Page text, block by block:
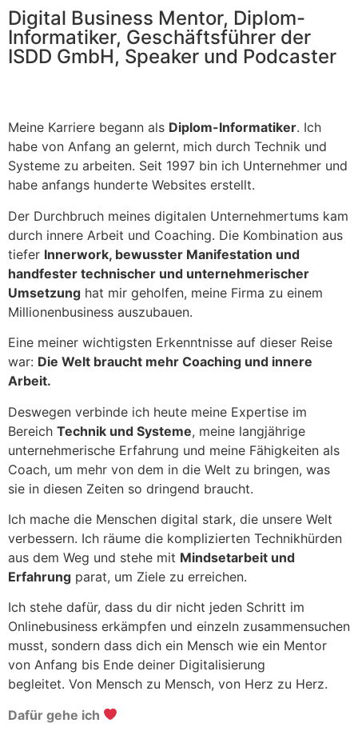
Digital Business Mentor, Diplom-
Informatiker, Geschäftsführer der
ISDD GmbH, Speaker und Podcaster
Meine Karriere begann als Diplom-Informatiker. Ich
habe von Anfang an gelernt, mich durch Technik und
Systeme zu arbeiten. Seit 1997 bin ich Unternehmer und
habe anfangs hunderte Websites erstellt.
Der Durchbruch meines digitalen Unternehmertums kam
durch innere Arbeit und Coaching. Die Kombination aus
tiefer Innerwork, bewusster Manifestation und
handfester technischer und unternehmerischer
Umsetzung hat mir geholfen, meine Firma zu einem
Millionenbusiness auszubauen.
Eine meiner wichtigsten Erkenntnisse auf dieser Reise
war: Die Welt braucht mehr Coaching und innere
Arbeit.
Deswegen verbinde ich heute meine Expertise im
Bereich Technik und Systeme, meine langjährige
unternehmerische Erfahrung und meine Fähigkeiten als
Coach, um mehr von dem in die Welt zu bringen, was
sie in diesen Zeiten so dringend braucht.
Ich mache die Menschen digital stark, die unsere Welt
verbessern. Ich räume die komplizierten Technikhürden
aus dem Weg und stehe mit Mindsetarbeit und
Erfahrung parat, um Ziele zu erreichen.
Ich stehe dafür, dass du dir nicht jeden Schritt im
Onlinebusiness erkämpfen und einzeln zusammensuchen
musst, sondern dass dich ein Mensch wie ein Mentor
von Anfang bis Ende deiner Digitalisierung
begleitet. Von Mensch zu Mensch, von Herz zu Herz.
Dafür gehe ich